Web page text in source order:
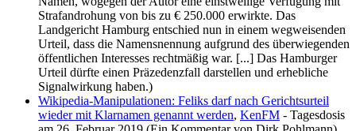
Strafandrohung von bis zu € 250.000 erwirkte. Das
Landgericht Hamburg entschied nun in einem wegweisenden
Urteil, dass die Namens­nennung aufgrund des überwiegenden
öffentlichen Interesses rechtmäßig war. [...] Das Hamburger
Urteil dürfte einen Präzedenzfall darstellen und erhebliche
Signal­wirkung haben.)
Wikipedia-Manipulationen: Feliks darf nach Gerichtsurteil
wieder mit Klarnamen genannt werden, KenFM - Tagesdosis